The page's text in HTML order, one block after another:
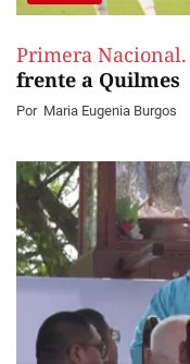
Primera Nacional.
frente a Quilmes
Por Maria Eugenia Burgos